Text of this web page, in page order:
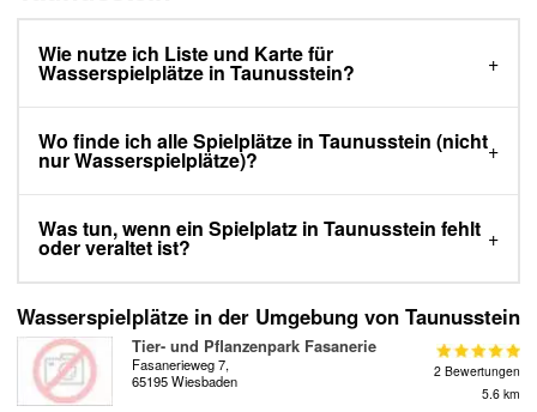
Wie nutze ich Liste und Karte für
Wasserspielplätze in Taunusstein?
Wo finde ich alle Spielplätze in Taunusstein (nicht
nur Wasserspielplätze)?
Was tun, wenn ein Spielplatz in Taunusstein fehlt
oder veraltet ist?
Wasserspielplätze in der Umgebung von Taunusstein
Tier- und Pflanzenpark Fasanerie
Fasanerieweg 7,
65195 Wiesbaden
2 Bewertungen
5.6 km